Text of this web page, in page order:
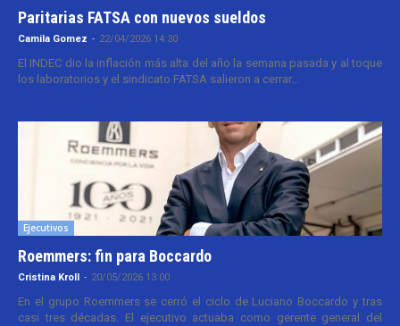
Paritarias FATSA con nuevos sueldos
Camila Gomez - 22/04/2026 14:30
El INDEC dio la inflación más alta del año la semana pasada y al toque
los laboratorios y el sindicato FATSA salieron a cerrar...
Ejecutivos
Roemmers: fin para Boccardo
Cristina Kroll - 20/05/2026 13:00
En el grupo Roemmers se cerró el ciclo de Luciano Boccardo y tras
casi tres décadas. El ejecutivo actuaba como gerente general del